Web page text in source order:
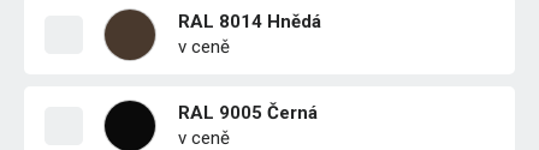
RAL 8014 Hnědá
v ceně
RAL 9005 Černá
v ceně